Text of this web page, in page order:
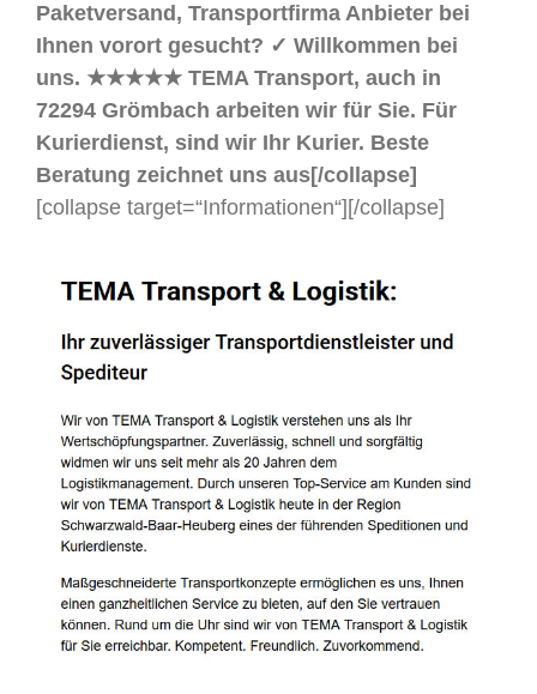
Paketversand, Transportfirma Anbieter bei
Ihnen vorort gesucht? ✓ Willkommen bei
uns. ★★★★★ TEMA Transport, auch in
72294 Grömbach arbeiten wir für Sie. Für
Kurierdienst, sind wir Ihr Kurier. Beste
Beratung zeichnet uns aus[/collapse]
[collapse target=“Informationen“] [/collapse]